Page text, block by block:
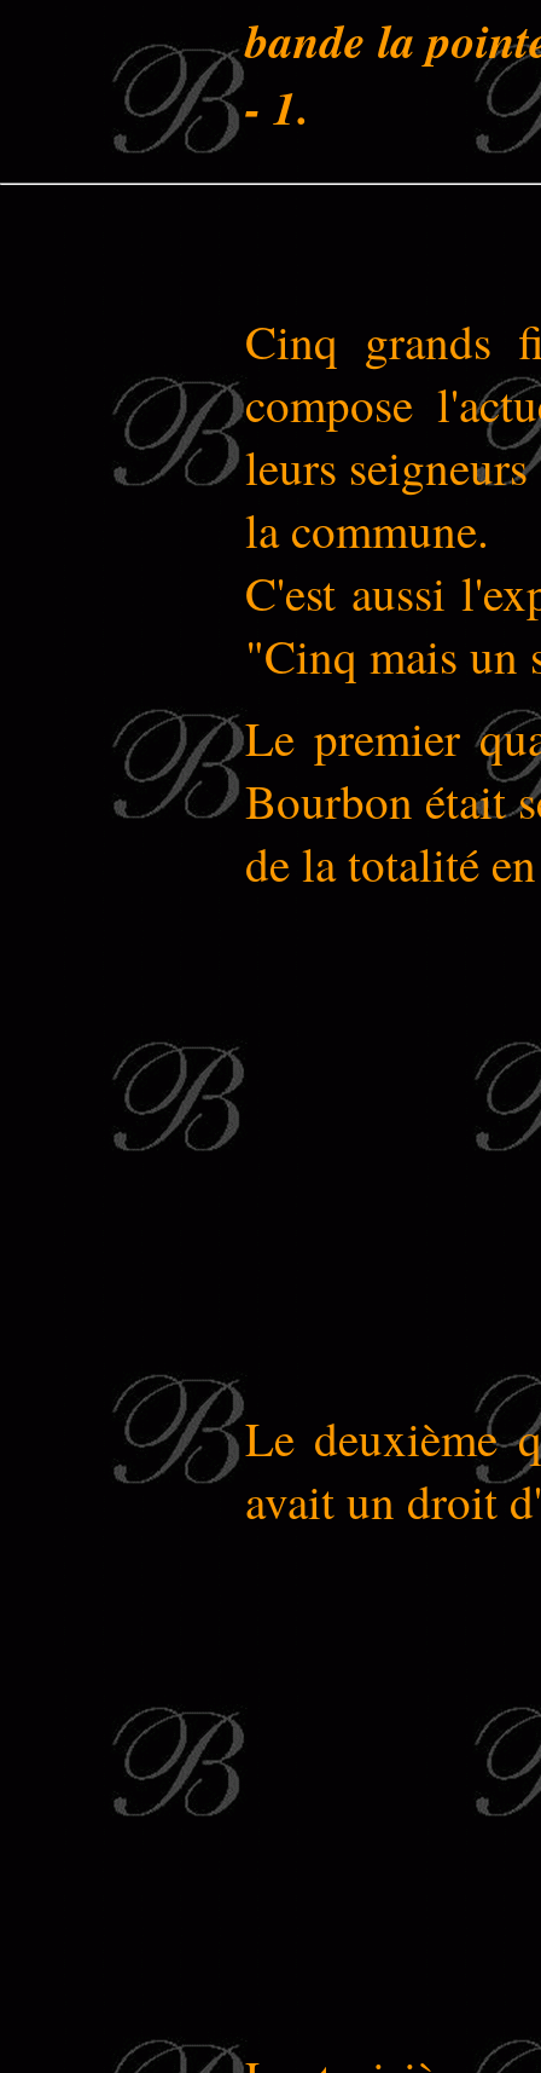
bande la
- 1.
Cinq grands
compose
leurs
la commune.
C'est aussi
"Cinq mais un
Le premier
Bourbon était
de la totalité
Le deuxième
avait un droit